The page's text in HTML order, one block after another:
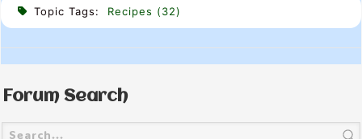
Topic Tags: Recipes (32)
Forum Search